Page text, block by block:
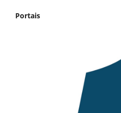
Portais